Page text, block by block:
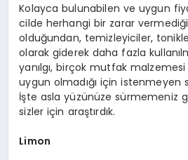
Kolayca bulunabilen ve uygun
cilde herhangi bir zarar vermediği
olduğundan, temizleyiciler,
olarak giderek daha fazla
yanılgı, birçok mutfak
uygun olmadığı için istenmeyen
İşte asla yüzünüze sürmemeniz
sizler için araştırdık.
Limon